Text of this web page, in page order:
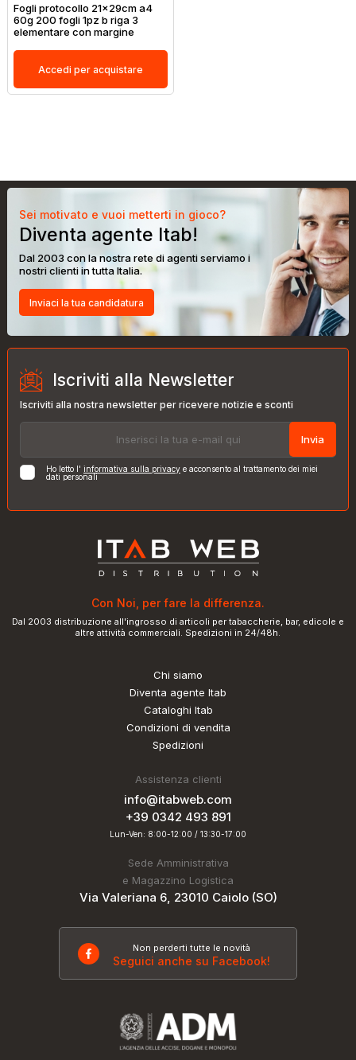
Fogli protocollo 21x29cm a4
60g 200 fogli 1pz b riga 3
elementare con margine
Accedi per acquistare
Sei motivato e vuoi metterti in gioco?
Diventa agente Itab!
Dal 2003 con la nostra rete di agenti serviamo i
nostri clienti in tutta Italia.
Inviaci la tua candidatura
Iscriviti alla Newsletter
Iscriviti alla nostra newsletter per ricevere notizie e sconti
Invia
Ho letto l' informativa sulla privacy e acconsento al trattamento dei miei
dati personali
Con Noi, per fare la differenza.
Dal 2003 distribuzione all'ingrosso di articoli per tabaccherie, bar, edicole e
altre attività commerciali. Spedizioni in 24/48h.
Chi siamo
Diventa agente Itab
Cataloghi Itab
Condizioni di vendita
Spedizioni
Assistenza clienti
info@itabweb.com
+39 0342 493 891
Lun-Ven: 8:00-12:00 / 13:30-17:00
Sede Amministrativa
e Magazzino Logistica
Via Valeriana 6, 23010 Caiolo (SO)
Non perderti tutte le novità
Seguici anche su Facebook!